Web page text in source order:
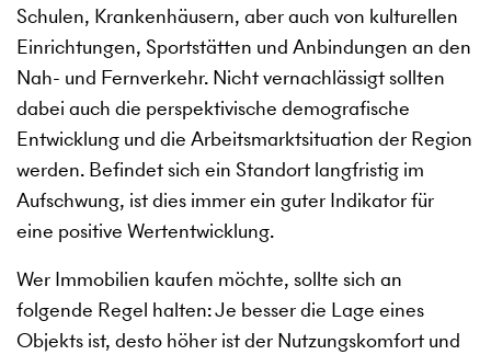
Schulen, Krankenhäusern, aber auch von kulturellen
Einrichtungen, Sportstätten und Anbindungen an den
Nah- und Fernverkehr. Nicht vernachlässigt sollten
dabei auch die perspektivische demografische
Entwicklung und die Arbeitsmarktsituation der Region
werden. Befindet sich ein Standort langfristig im
Aufschwung, ist dies immer ein guter Indikator für
eine positive Wertentwicklung.
Wer Immobilien kaufen möchte, sollte sich an
folgende Regel halten: Je besser die Lage eines
Objekts ist, desto höher ist der Nutzungskomfort und